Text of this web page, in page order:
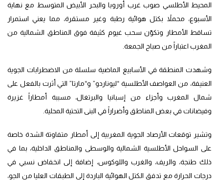
المحيط الأطلسي صوب غرب أوروبا والبحر الأبيض المتوسط مع نهاية
الأسبوع، محملاً بكتل هوائية رطبة وغير مستقرة، مما يعني استمرار
تساقط الأمطار وتكوّن سحب غيوم كثيفة فوق المناطق الشمالية من
المغرب اعتباراً من صباح الجمعة.
وشهدت المنطقة في الأسابيع الماضية سلسلة من الاضطرابات الجوية
العنيفة، من العواصف الأطلسية “ليوناردو” و“مارتا” التي أثرت بالفعل على
شمال المغرب وأجزاء من إسبانيا والبرتغال، مسببة أمطاراً غزيرة
وفيضانات في بعض المناطق وأضراراً في البنى التحتية المحلية.
وتشير توقعات الأرصاد الجوية المغربية إلى أمطار متفاوتة الشدة خاصة
على السواحل الأطلسية الشمالية والوسطى والمناطق الداخلية، بما في
ذلك طنجة، والريف، والغرب واللوكوس، إضافة إلى انخفاض نسبي في
درجات الحرارة مع تدفق الكتل الهوائية الباردة إلى الطبقات العليا من الجو،